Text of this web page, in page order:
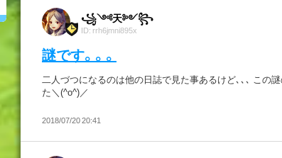
꧁༺天༻꧂
ID: rrh6jmni895x
謎です。。。
二人づつになるのは他の日誌で見た事あるけど､､､ この
た＼(^o^)／
2018/07/20 20:41